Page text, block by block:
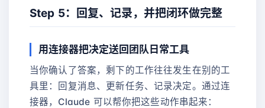
Step 5：回复、记录，并把闭环做完整
用连接器把决定送回团队日常工具
当你确认了答案，剩下的工作往往发生在别的工
具里：回复消息、更新任务、记录决定。通过连
接器，Claude 可以帮你把这些动作串起来：